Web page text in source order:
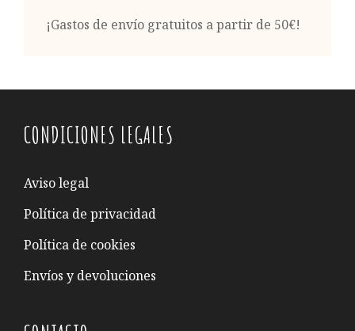
¡Gastos de envío gratuitos a partir de 50€!
CONDICIONES LEGALES
Aviso legal
Política de privacidad
Política de cookies
Envíos y devoluciones